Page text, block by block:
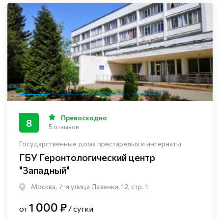
Государственные дома престарелых и интернаты
ГБУ Геронтологический центр
"Западный"
Москва, 7-я улица Лазенки, 12, стр. 1
8 Превосходно
5 отзывов
от1 000 ₽ / сутки